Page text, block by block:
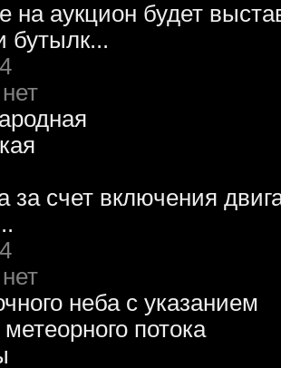
на аукцион будет
бутылк...
за счет включения